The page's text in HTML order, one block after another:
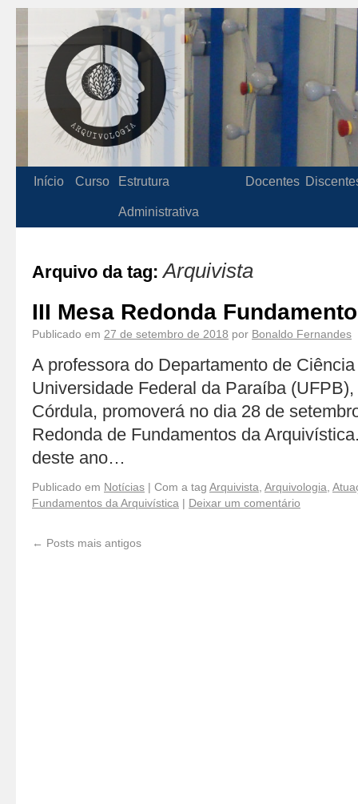
Início Curso Estrutura
Administrativa
Docentes
Arquivo da tag:Arquivista
III Mesa Redonda
Publicado em 27 de setembro de 2018 por Bonaldo Fernandes
A professora do Departamento de
Universidade Federal da Paraíba
Córdula, promoverá no dia 28 de
Redonda de Fundamentos da
deste ano…
Publicado em Notícias | Com a tag Arquivista Arquivologia
Fundamentos da Arquivística | Deixar um comentário
← Posts mais antigos